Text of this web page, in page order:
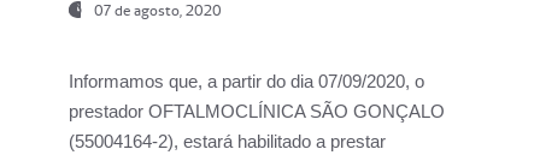
07 de agosto, 2020
Informamos que, a partir do dia07/09/2020, o
prestador OFTALMOCLÍNICA SÃO GONÇALO
(55004164-2), estará habilitado a prestar